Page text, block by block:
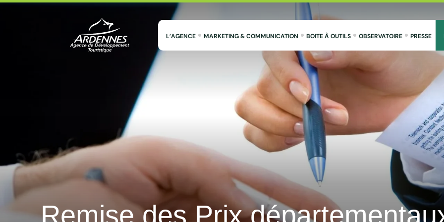
ADT des Ardennes Pro
L’AGENCE MARKETING & COMMUNICATION BOITE À OUTILS OBSERVATOIRE PRESSE
Remise des Prix